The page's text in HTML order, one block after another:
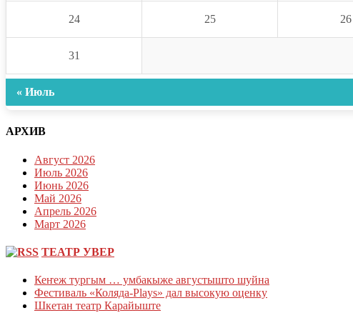
24 25 26
31
« Июль
АРХИВ
Август 2026
Июль 2026
Июнь 2026
Май 2026
Апрель 2026
Март 2026
ТЕАТР УВЕР
Кеҥеж тургым … умбакыже августышто шуйна
Фестиваль «Коляда-Plays» дал высокую оценку
Шкетан театр Карайыште